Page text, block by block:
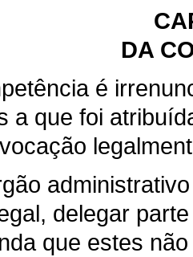
DA
é
a que foi
delegar
que estes